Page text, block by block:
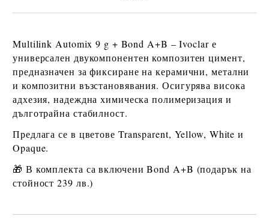
Multilink Automix 9 g + Bond A+B – Ivoclarе
универсален двукомпонентен композитен цимент,
предназначен за фиксиране накерамични, метални
и композитни възстановявания. Осигурява висока
адхезия, надеждна химическа полимеризация и
дълготрайна стабилност.
Предлага се в цветове Transparent, Yellow, White и
Opaque.
🎁 В комплекта са включени Bond A+B (подарък на
стойност 239 лв.)